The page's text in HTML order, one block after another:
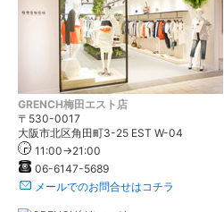
GRENCH梅田エスト店
〒530-0017
大阪市北区角田町3-25 EST W-04
11:00→21:00
06-6147-5689
メールでのお問合せはコチラ